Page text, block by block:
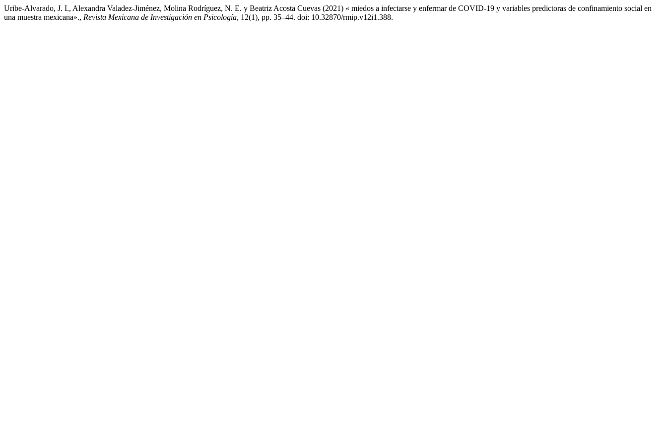
Uribe-Alvarado, J. I., Alexandra Valadez-Jiménez, Molina Rodríguez, N. E. y Beatriz Acosta Cuevas (2021) « miedos a infectarse y enfermar de COVID-19 y variables predictoras de confinamiento social en
una muestra mexicana»., Revista Mexicana de Investigación en Psicología, 12(1), pp. 35–44. doi: 10.32870/rmip.v12i1.388.